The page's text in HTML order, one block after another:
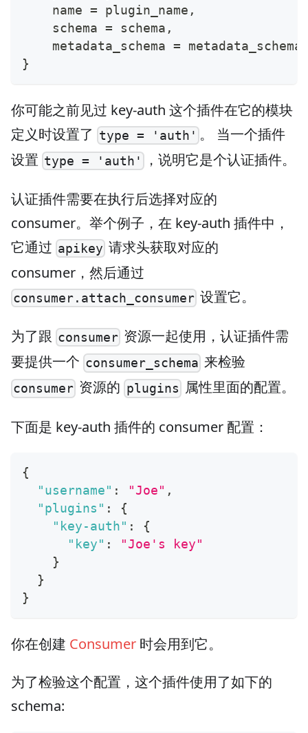
    name = plugin_name,
    schema = schema,
metadata_schema =
}
你可能之前见过 key-auth 这个插件在它的模块
定义时设置了 type = 'auth' 。 当一个插件
设置 type = 'auth' ，说明它是个认证插件。
认证插件需要在执行后选择对应的
consumer。举个例子，在 key-auth 插件中，
它通过 apikey 请求头获取对应的
consumer，然后通过
consumer.attach_consumer 设置它。
为了跟 consumer 资源一起使用，认证插件需
要提供一个 consumer_schema 来检验
consumer 资源的 plugins 属性里面的配置。
下面是 key-auth 插件的 consumer 配置：
{
"username" : "Joe" ,
"plugins" :
{
"key-auth" :
{
"key" :
"Joe's key"
}
}
}
你在创建 Consumer 时会用到它。
为了检验这个配置，这个插件使用了如下的
schema: